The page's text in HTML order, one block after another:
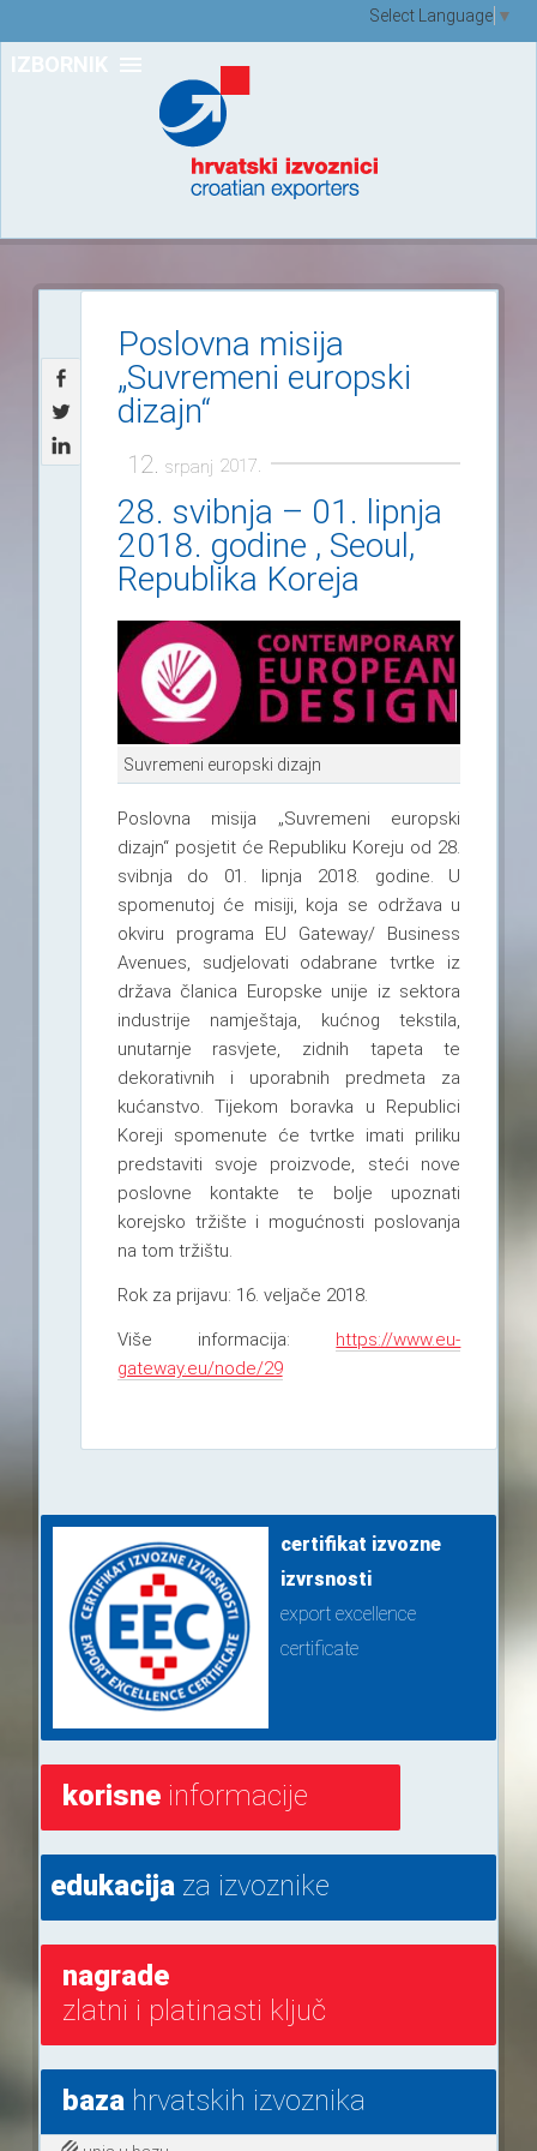
IZBORNIK
Select Language ▼
Poslovna misija
„Suvremeni europski
dizajn“
12. srpanj 2017.
28. svibnja – 01. lipnja
2018. godine , Seoul,
Republika Koreja
Suvremeni europski dizajn
Poslovna misija „Suvremeni europski
dizajn“ posjetit će Republiku Koreju od 28.
svibnja do 01. lipnja 2018. godine. U
spomenutoj će misiji, koja se održava u
okviru programa EU Gateway/ Business
Avenues, sudjelovati odabrane tvrtke iz
država članica Europske unije iz sektora
industrije namještaja, kućnog tekstila,
unutarnje rasvjete, zidnih tapeta te
dekorativnih i uporabnih predmeta za
kućanstvo. Tijekom boravka u Republici
Koreji spomenute će tvrtke imati priliku
predstaviti svoje proizvode, steći nove
poslovne kontakte te bolje upoznati
korejsko tržište i mogućnosti poslovanja
na tom tržištu.
Rok za prijavu: 16. veljače 2018.
Više informacija: https://www.eu-
gateway.eu/node/29
certifikat izvozne
izvrsnosti
export excellence
certificate
korisneinformacije
edukacijaza izvoznike
nagrade
zlatni i platinasti ključ
bazahrvatskih izvoznika